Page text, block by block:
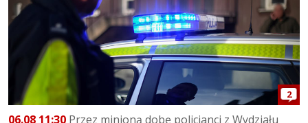
2
06.08 11:30 Przez minioną dobę policjanci z Wydziału